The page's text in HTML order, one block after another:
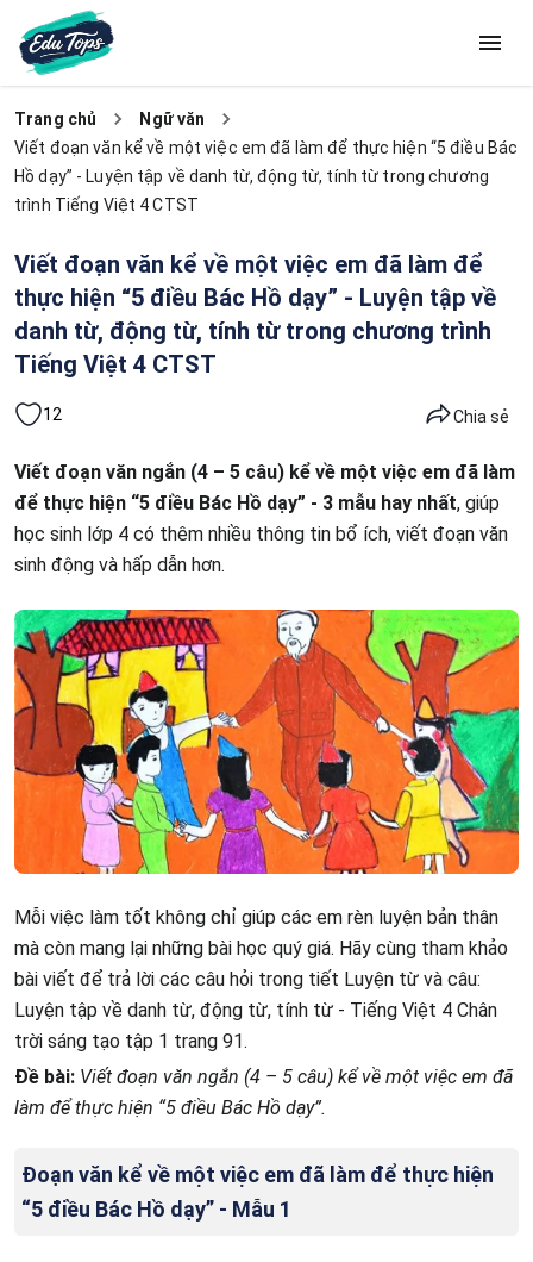
Trang chủ
Ngữ văn
Viết đoạn văn kể về một việc em đã làm để thực hiện “5 điều Bác
Hồ dạy” - Luyện tập về danh từ, động từ, tính từ trong chương
trình Tiếng Việt 4 CTST
Viết đoạn văn kể về một việc em đã làm để
thực hiện “5 điều Bác Hồ dạy” - Luyện tập về
danh từ, động từ, tính từ trong chương trình
Tiếng Việt 4 CTST
12 Chia sẻ
Viết đoạn văn ngắn (4 – 5 câu) kể về một việc em đã làm
để thực hiện “5 điều Bác Hồ dạy” - 3 mẫu hay nhất, giúp
học sinh lớp 4 có thêm nhiều thông tin bổ ích, viết đoạn văn
sinh động và hấp dẫn hơn.
Mỗi việc làm tốt không chỉ giúp các em rèn luyện bản thân
mà còn mang lại những bài học quý giá. Hãy cùng tham khảo
bài viết để trả lời các câu hỏi trong tiết Luyện từ và câu:
Luyện tập về danh từ, động từ, tính từ - Tiếng Việt 4 Chân
trời sáng tạo tập 1 trang 91.
Đề bài: Viết đoạn văn ngắn (4 – 5 câu) kể về một việc em đã
làm để thực hiện “5 điều Bác Hồ dạy”.
Đoạn văn kể về một việc em đã làm để thực hiện
“5 điều Bác Hồ dạy” - Mẫu 1